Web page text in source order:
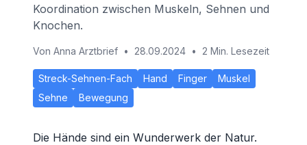
Koordination zwischen Muskeln, Sehnen und
Knochen.
Von Anna Arztbrief • 28.09.2024 • 2 Min. Lesezeit
Streck-Sehnen-Fach Hand Finger
Muskel
Sehne
Bewegung
Die Hände sind ein Wunderwerk der Natur.